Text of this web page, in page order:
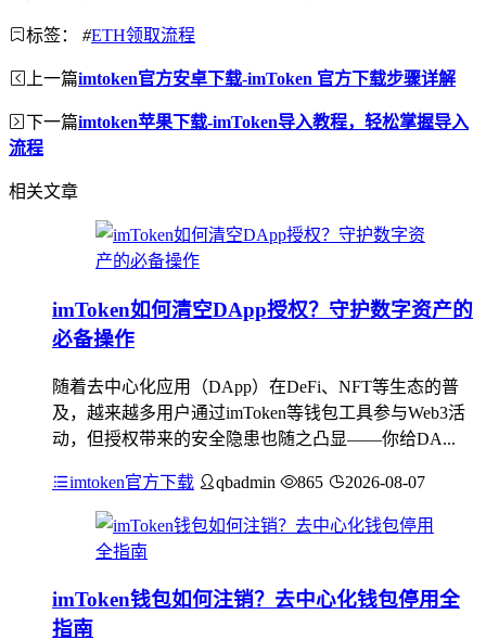
标签： #ETH领取流程
上一篇imtoken官方安卓下载-imToken 官方下载步骤详解
下一篇imtoken苹果下载-imToken导入教程，轻松掌握导入
流程
相关文章
imToken如何清空DApp授权？守护数字资产的
必备操作
随着去中心化应用（DApp）在DeFi、NFT等生态的普
及，越来越多用户通过imToken等钱包工具参与Web3活
动，但授权带来的安全隐患也随之凸显——你给DA...
imtoken官方下载 qbadmin 865 2026-08-07
imToken钱包如何注销？去中心化钱包停用全
指南